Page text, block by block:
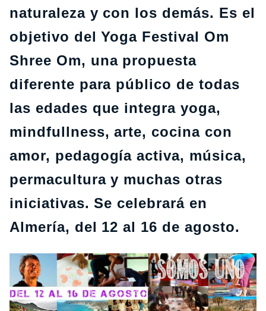
naturaleza y con los demás. Es el
objetivo del Yoga Festival Om
Shree Om, una propuesta
diferente para público de todas
las edades que integra yoga,
mindfullness, arte, cocina con
amor, pedagogía activa, música,
permacultura y muchas otras
iniciativas. Se celebrará en
Almería, del 12 al 16 de agosto.